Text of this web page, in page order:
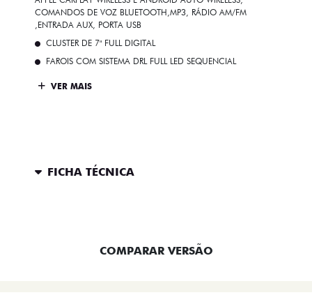
COMANDOS DE VOZ BLUETOOTH,MP3, RÁDIO AM/FM
,ENTRADA AUX, PORTA USB
CLUSTER DE 7" FULL DIGITAL
FAROIS COM SISTEMA DRL FULL LED SEQUENCIAL
VER MAIS
FICHA TÉCNICA
COMPARAR VERSÃO